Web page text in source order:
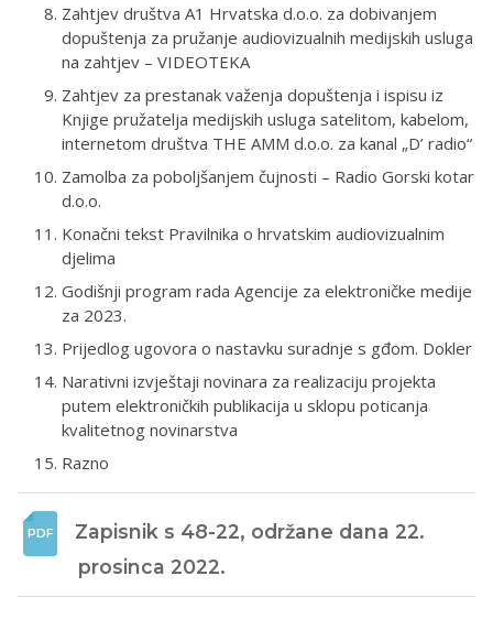
Zahtjev društva A1 Hrvatska d.o.o. za dobivanjem
dopuštenja za pružanje audiovizualnih medijskih usluga
na zahtjev – VIDEOTEKA
Zahtjev za prestanak važenja dopuštenja i ispisu iz
Knjige pružatelja medijskih usluga satelitom, kabelom,
internetom društva THE AMM d.o.o. za kanal „D’ radio“
Zamolba za poboljšanjem čujnosti – Radio Gorski kotar
d.o.o.
Konačni tekst Pravilnika o hrvatskim audiovizualnim
djelima
Godišnji program rada Agencije za elektroničke medije
za 2023.
Prijedlog ugovora o nastavku suradnje s gđom. Dokler
Narativni izvještaji novinara za realizaciju projekta
putem elektroničkih publikacija u sklopu poticanja
kvalitetnog novinarstva
Razno
Zapisnik s 48-22, održane dana 22.
prosinca 2022.